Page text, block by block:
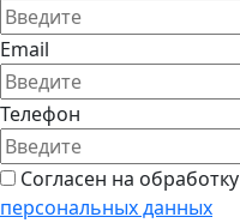
Email
Телефон
Согласен на обработку
персональных данных